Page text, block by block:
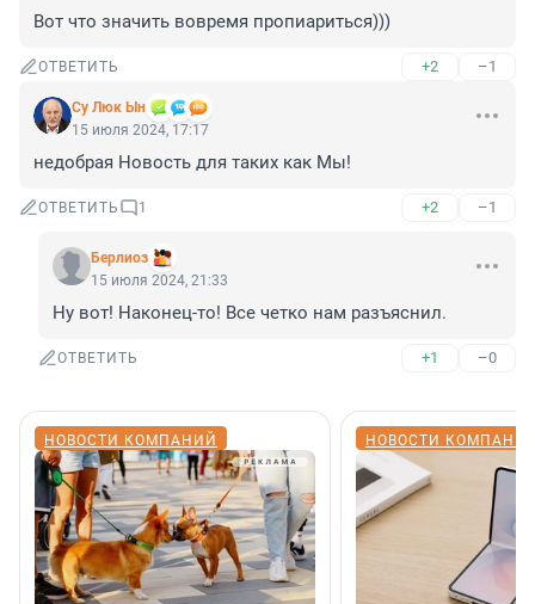
Вот что значить вовремя пропиариться)))
ОТВЕТИТЬ +2 –1
Су Люк Ын
15 июля 2024, 17:17
недобрая Новость для таких как Мы!
ОТВЕТИТЬ 1 +2 –1
Берлиоз
15 июля 2024, 21:33
Ну вот! Наконец-то! Все четко нам разъяснил.
ОТВЕТИТЬ +1 –0
НОВОСТИ КОМПАНИЙ НОВОСТИ